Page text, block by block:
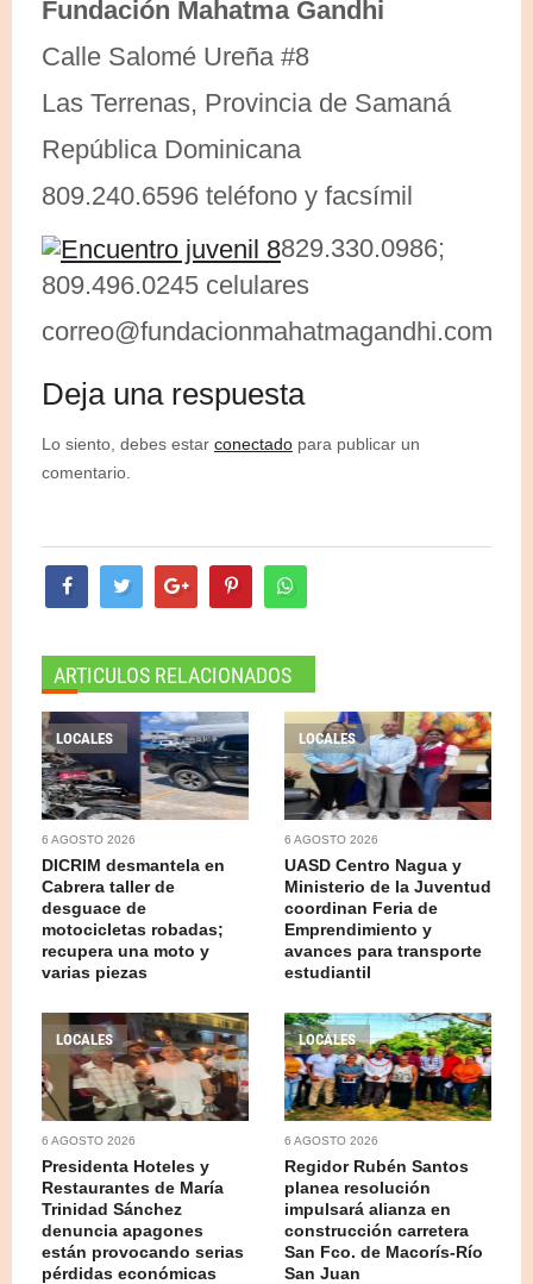
Fundación Mahatma Gandhi
Calle Salomé Ureña #8
Las Terrenas, Provincia de Samaná
República Dominicana
809.240.6596 teléfono y facsímil
829.330.0986;
809.496.0245 celulares
correo@fundacionmahatmagandhi.com
Deja una respuesta
Lo siento, debes estar conectado para publicar un
comentario.
ARTICULOS RELACIONADOS
LOCALES
6 AGOSTO 2026
DICRIM desmantela en
Cabrera taller de
desguace de
motocicletas robadas;
recupera una moto y
varias piezas
LOCALES
6 AGOSTO 2026
UASD Centro Nagua y
Ministerio de la Juventud
coordinan Feria de
Emprendimiento y
avances para transporte
estudiantil
LOCALES
6 AGOSTO 2026
Presidenta Hoteles y
Restaurantes de María
Trinidad Sánchez
denuncia apagones
están provocando serias
pérdidas económicas
LOCALES
6 AGOSTO 2026
Regidor Rubén Santos
planea resolución
impulsará alianza en
construcción carretera
San Fco. de Macorís-Río
San Juan